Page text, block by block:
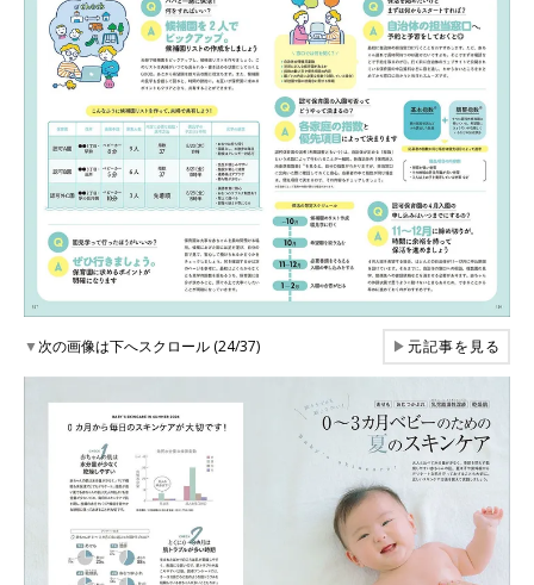
▼次の画像は下へスクロール (24/37) ▶元記事を見る